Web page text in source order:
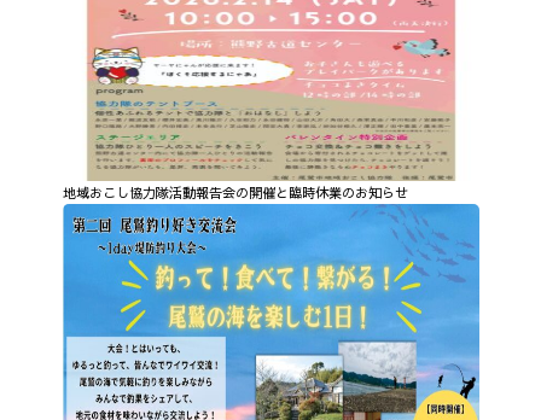
地域おこし協力隊活動報告会の開催と臨時休業のお知らせ